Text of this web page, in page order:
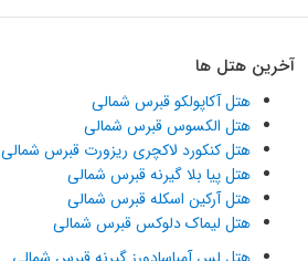
آخرین هتل ها
هتل آکاپولکو قبرس شمالی
هتل الکسوس قبرس شمالی
هتل کنکورد لاکچری ریزورت قبرس شمالی
هتل پیا بلا گیرنه قبرس شمالی
هتل آرکین اسکله قبرس شمالی
هتل لیماک دلوکس قبرس شمالی